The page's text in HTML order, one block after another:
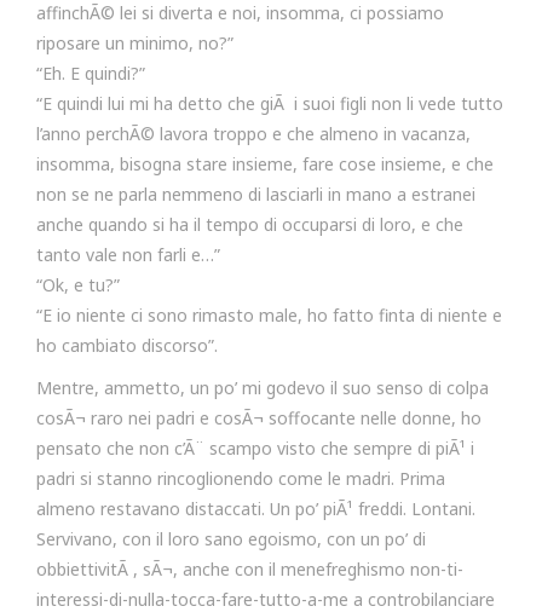
affinchÃ© lei si diverta e noi, insomma, ci possiamo
riposare un minimo, no?”
“Eh. E quindi?”
“E quindi lui mi ha detto che giÃ i suoi figli non li vede tutto
l’anno perchÃ© lavora troppo e che almeno in vacanza,
insomma, bisogna stare insieme, fare cose insieme, e che
non se ne parla nemmeno di lasciarli in mano a estranei
anche quando si ha il tempo di occuparsi di loro, e che
tanto vale non farli e…”
“Ok, e tu?”
“E io niente ci sono rimasto male, ho fatto finta di niente e
ho cambiato discorso”.
Mentre, ammetto, un po’ mi godevo il suo senso di colpa
cosÃ¬ raro nei padri e cosÃ¬ soffocante nelle donne, ho
pensato che non c’Ã¨ scampo visto che sempre di piÃ¹ i
padri si stanno rincoglionendo come le madri. Prima
almeno restavano distaccati. Un po’ piÃ¹ freddi. Lontani.
Servivano, con il loro sano egoismo, con un po’ di
obbiettivitÃ , sÃ¬, anche con il menefreghismo non-ti-
interessi-di-nulla-tocca-fare-tutto-a-me a controbilanciare